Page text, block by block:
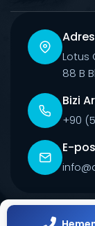
Lotus
88 B
Bizi
+90
E-